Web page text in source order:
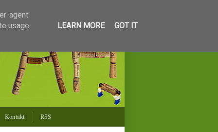
Kontakt RSS
agent
usage
LEARN MORE GOT IT